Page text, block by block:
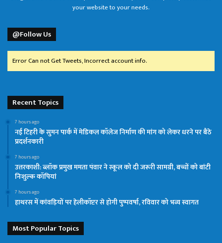
your website to your needs.
@Follow Us
Error Can not Get Tweets, Incorrect account info.
Recent Topics
7 hours ago
नई टिहरी के सुमन पार्क में मेडिकल कॉलेज निर्माण की मांग को लेकर धरने पर बैठे
प्रदर्शनकारी
7 hours ago
उत्तरकाशी: ब्लॉक प्रमुख ममता पंवार ने स्कूल को दी जरूरी सामग्री, बच्चों को बांटी
निःशुल्क कॉपियां
7 hours ago
हाथरस में कांवड़ियों पर हेलीकॉप्टर से होगी पुष्पवर्षा, रविवार को भव्य स्वागत
Most Popular Topics